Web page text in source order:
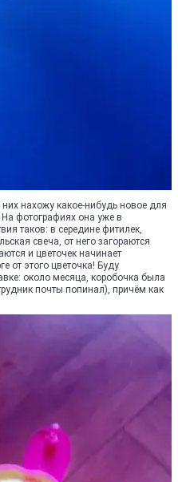
нахожу какое-нибудь новое для
На фотографиях она уже в
таков: в середине фитилек,
свеча, от него загораются
и цветочек начинает
от этого цветочка! Буду
около месяца, коробочка была
почты попинал), причём как